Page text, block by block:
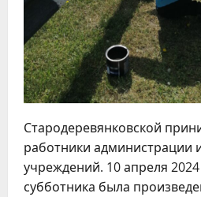
Стародеревянковской
работники администрации
учреждений. 10 апреля 2024
субботника была